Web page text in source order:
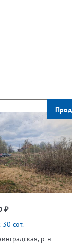
₽
30 сот.
р-н